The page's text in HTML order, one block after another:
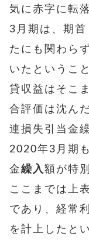
気に赤字に転
3月期は、期
たにも関わら
いたというこ
貸収益はそこ
合評価は沈ん
連損失引当金
2020年3月期
金繰入額が特
ここまでは上
であり、経常
を計上したと